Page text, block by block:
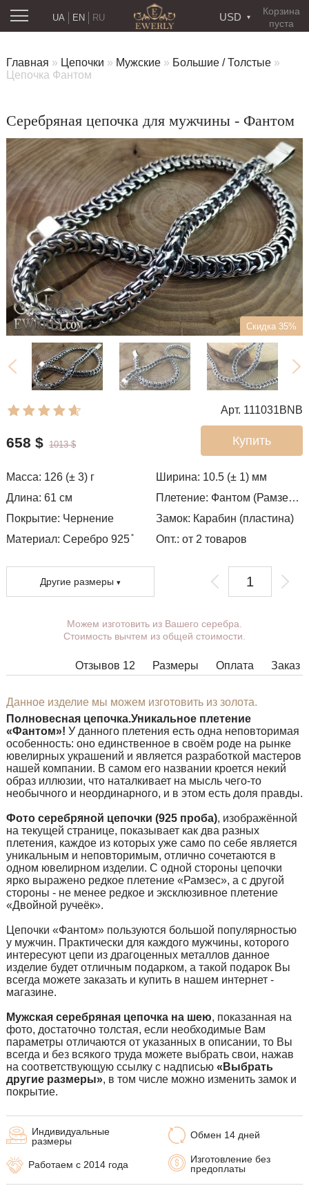
Корзина
пуста
USD
RU
UA EN
Главная » Цепочки » Мужские » Большие / Толстые »
Цепочка Фантом
Серебряная цепочка для мужчины - Фантом
Скидка 35%
Арт. 111031BNB
Купить
658 $ 1013 $
Масса: 126 (± 3) г Ширина: 10.5 (± 1) мм
Длина: 61 см Плетение: Фантом (Рамзес и двойной ручей)
Покрытие: Чернение Замок: Карабин (пластина)
Материал: Серебро 925 ̊
Опт.: от 2 товаров
Другие размеры
Вы можете выбрать покрытие,
массу, длину, ширину, замок.
комбинациями ширины, длины и
менеджеры свяжутся с Вами.
Можем изготовить из Вашего серебра.
Стоимость вычтем из общей стоимости.
Отзывов 12 Заказ
Оплата
Размеры
Данное изделие мы можем изготовить из золота.
Полновесная цепочка.Уникальное плетение
«Фантом»! У данного плетения есть одна неповторимая
особенность: оно единственное в своём роде на рынке
ювелирных украшений и является разработкой мастеров
нашей компании. В самом его названии кроется некий
образ иллюзии, что наталкивает на мысль чего-то
необычного и неординарного, и в этом есть доля правды.
Фото серебряной цепочки (925 проба), изображённой
на текущей странице, показывает как два разных
плетения, каждое из которых уже само по себе является
уникальным и неповторимым, отлично сочетаются в
одном ювелирном изделии. С одной стороны цепочки
ярко выражено редкое плетение «Рамзес», а с другой
стороны - не менее редкое и эксклюзивное плетение
«Двойной ручеёк».
Цепочки «Фантом» пользуются большой популярностью
у мужчин. Практически для каждого мужчины, которого
интересуют цепи из драгоценных металлов данное
изделие будет отличным подарком, а такой подарок Вы
всегда можете заказать и купить в нашем интернет -
магазине.
Мужская серебряная цепочка на шею, показанная на
фото, достаточно толстая, если необходимые Вам
параметры отличаются от указанных в описании, то Вы
всегда и без всякого труда можете выбрать свои, нажав
на соответствующую ссылку с надписью «Выбрать
другие размеры», в том числе можно изменить замок и
покрытие.
Обмен 14 дней
Изготовление без
предоплаты
Индивидуальные
размеры
Работаем с 2014 года